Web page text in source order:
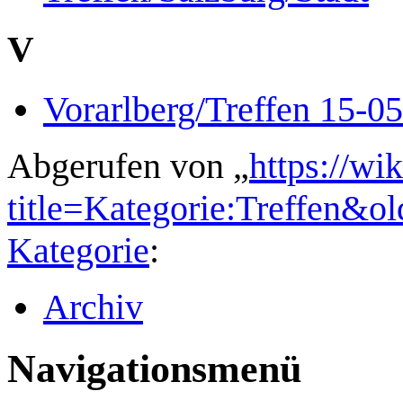
V
Vorarlberg/Treffen 15-
Abgerufen von „https://
Kategorie:
Archiv
Navigationsmenü